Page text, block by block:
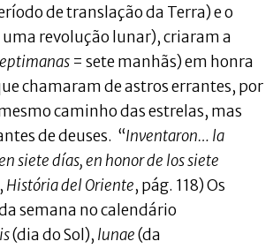
de translação da Terra) e o
uma revolução lunar), criaram a
= sete manhãs) em honra
chamaram de astros errantes, por
caminho das estrelas, mas
de deuses. “Inventaron… la
siete días, en honor de los siete
História del Oriente, pág. 118) Os
semana no calendário
(dia do Sol), lunae(da